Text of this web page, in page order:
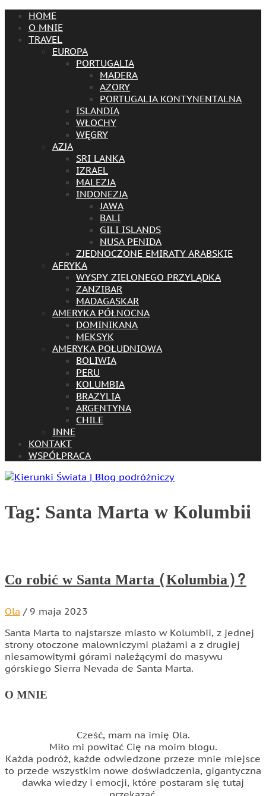
HOME
O MNIE
TRAVEL
EUROPA
PORTUGALIA
MADERA
AZORY
PORTUGALIA KONTYNENTALNA
ISLANDIA
WŁOCHY
WĘGRY
AZJA
SRI LANKA
IZRAEL
MALEZJA
INDONEZJA
JAWA
BALI
GILI ISLANDS
NUSA PENIDA
ZJEDNOCZONE EMIRATY ARABSKIE
AFRYKA
WYSPY ZIELONEGO PRZYLĄDKA
ZANZIBAR
MADAGASKAR
AMERYKA PÓŁNOCNA
DOMINIKANA
MEKSYK
AMERYKA POŁUDNIOWA
BOLIWIA
PERU
KOLUMBIA
BRAZYLIA
ARGENTYNA
CHILE
INNE
KONTAKT
WSPÓŁPRACA
Tag:Santa Marta w Kolumbii
Co robić w Santa Marta (Kolumbia)?
Ola / 9 maja 2023
Santa Marta to najstarsze miasto w Kolumbii, z jednej
strony otoczone malowniczymi plażami a z drugiej
niesamowitymi górami należącymi do masywu
górskiego Sierra Nevada de Santa Marta.
O MNIE
Cześć, mam na imię Ola.
Miło mi powitać Cię na moim blogu.
Każda podróż, każde odwiedzone przeze mnie miejsce
to przede wszystkim nowe doświadczenia, gigantyczna
dawka wiedzy i emocji, które postaram się tutaj